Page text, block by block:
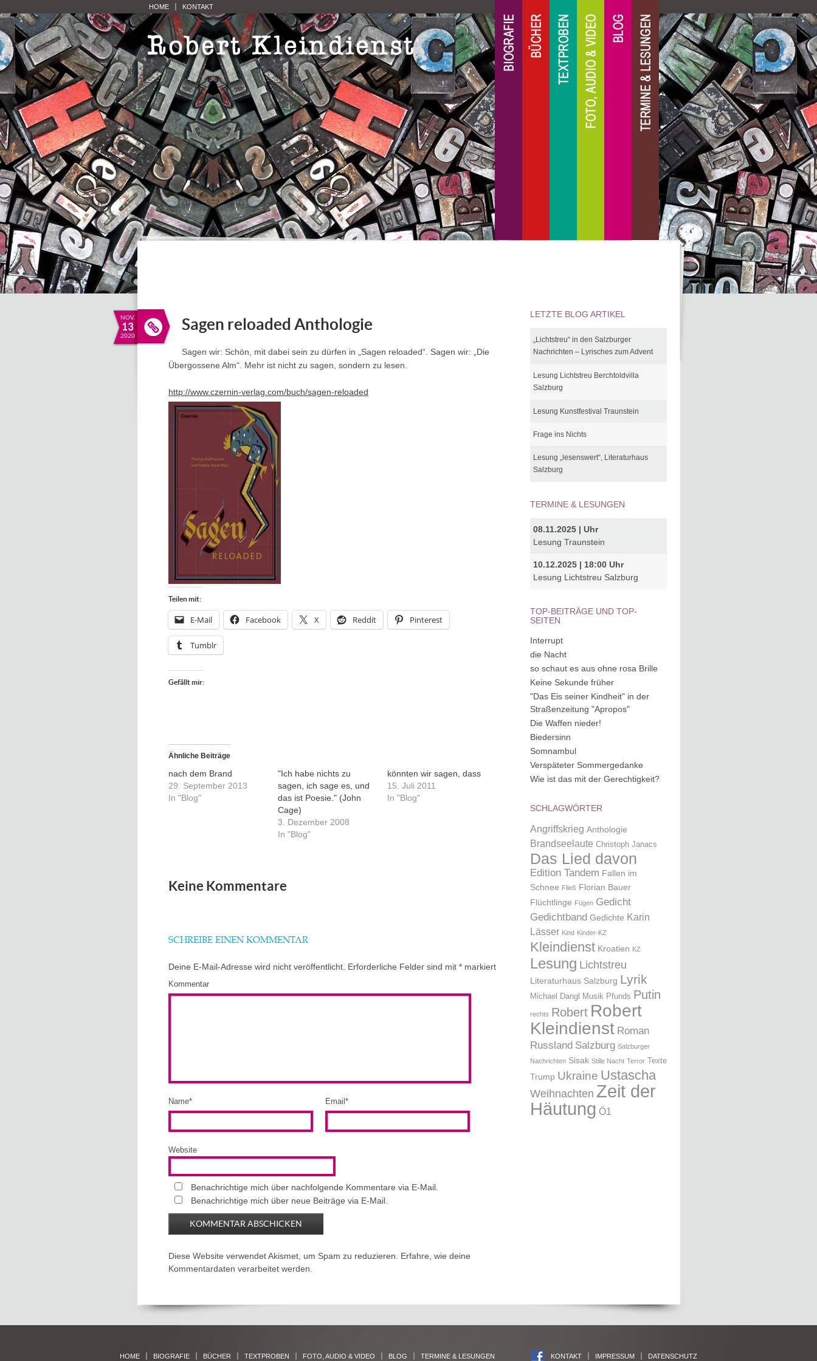
HOME KONTAKT
NOV.
13
2020
Sagen reloaded Anthologie
Sagen wir: Schön, mit dabei sein zu dürfen in „ Sagen reloaded“. Sagen wir: „Die
Übergossene Alm“. Mehr ist nicht zu sagen, sondern zu lesen.
http://www.czernin-verlag.com/buch/sagen-reloaded
Teilen mit:
E-Mail Facebook X Reddit Pinterest
Tumblr
Gefällt mir:
Ähnliche Beiträge
nach dem Brand
29. September 2013
In "Blog"
"Ich habe nichts zu
sagen, ich sage es, und
das ist Poesie." (John
Cage)
3. Dezember 2008
In "Blog"
könnten wir sagen, dass
15. Juli 2011
In "Blog"
Keine Kommentare
SCHREIBE EINEN KOMMENTAR
Deine E-Mail-Adresse wird nicht veröffentlicht. Erforderliche Felder sind mit * markiert
Kommentar
Name* Email *
Website
Benachrichtige mich über nachfolgende Kommentare via E-Mail.
Benachrichtige mich über neue Beiträge via E-Mail.
Diese Website verwendet Akismet, um Spam zu reduzieren. Erfahre, wie deine
Kommentardaten verarbeitet werden.
LETZTE BLOG ARTIKEL
„Lichtstreu“ in den Salzburger
Nachrichten – Lyrisches zum Advent
Lesung Lichtstreu Berchtoldvilla
Salzburg
Lesung Kunstfestival Traunstein
Frage ins Nichts
Lesung „lesenswert“, Literaturhaus
Salzburg
TERMINE & LESUNGEN
08.11.2025 | Uhr
Lesung Traunstein
10.12.2025 | 18:00 Uhr
Lesung Lichtstreu Salzburg
TOP-BEITRÄGE UND TOP-
SEITEN
Interrupt
die Nacht
so schaut es aus ohne rosa Brille
Keine Sekunde früher
"Das Eis seiner Kindheit" in der
Straßenzeitung "Apropos"
Die Waffen nieder!
Biedersinn
Somnambul
Verspäteter Sommergedanke
Wie ist das mit der Gerechtigkeit?
SCHLAGWÖRTER
Angriffskrieg Anthologie
Brandseelaute Christoph Janacs
Das Lied davon
Edition Tandem Fallen im
Schnee Fließ Florian Bauer
Flüchtlinge Fügen Gedicht
Gedichtband Gedichte Karin
Lässer Kind Kinder-KZ
Kleindienst Kroatien KZ
Lesung Lichtstreu
Literaturhaus Salzburg Lyrik
Michael Dangl Musik Pfunds Putin
rechts Robert Robert
Kleindienst Roman
Russland Salzburg Salzburger
Nachrichten Sisak Stille Nacht Terror Texte
Trump Ukraine Ustascha
Weihnachten Zeit der
Häutung Ö1
HOME BIOGRAFIE BÜCHER TEXTPROBEN FOTO, AUDIO & VIDEO BLOG TERMINE & LESUNGEN KONTAKT IMPRESSUM DATENSCHUTZ